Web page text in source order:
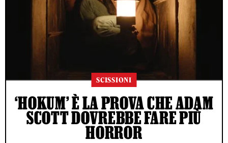
SCISSIONI
‘HOKUM’ È LA PROVA CHE ADAM
SCOTT DOVREBBE FARE PIÙ
HORROR